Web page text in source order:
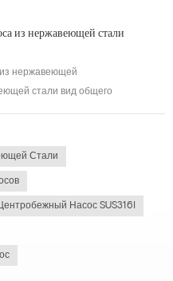
из нержавеющей стали
нержавеющей
стали вид общего
нержавеющей стали имеет много
производительности, пр...
Стали
Насос SUS316l